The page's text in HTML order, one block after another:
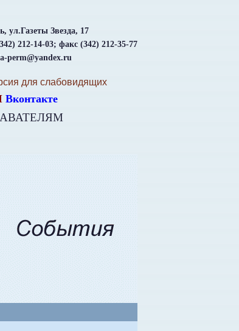
ул.Газеты Звезда, 17
212-14-03; факс (342) 212-35-77
perm@yandex.ru
для слабовидящих
Вконтакте